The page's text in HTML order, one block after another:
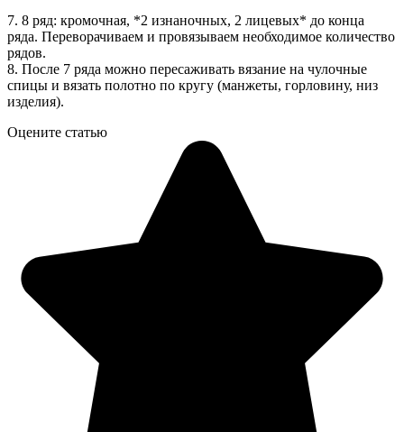
7. 8 ряд: кромочная, *2 изнаночных, 2 лицевых* до конца
ряда. Переворачиваем и провязываем необходимое количество
рядов.
8. После 7 ряда можно пересаживать вязание на чулочные
спицы и вязать полотно по кругу (манжеты, горловину, низ
изделия).
Оцените статью